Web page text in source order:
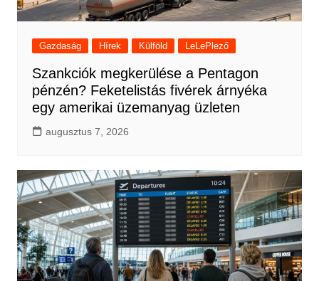
Gazdaság Hírek Külföld LeLePlező
Szankciók megkerülése a Pentagon
pénzén? Feketelistás fivérek árnyéka
egy amerikai üzemanyag üzleten
augusztus 7, 2026